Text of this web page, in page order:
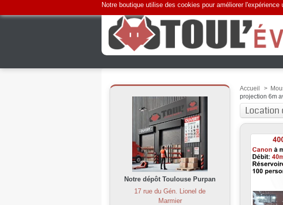
Notre boutique utilise des cookies pour améliorer
Notre dépôt Toulouse Purpan
17 rue du Gén. Lionel de
Marmier
Accueil >
projection 6m
Location